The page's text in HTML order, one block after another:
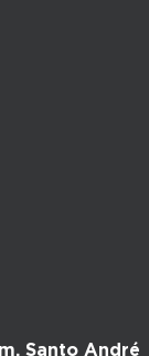
Santo André